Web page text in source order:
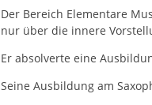
Der Bereich Elementare
nur über die innere
Er absolverte eine
Seine Ausbildung am